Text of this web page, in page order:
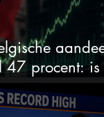
aandeel
procent: is